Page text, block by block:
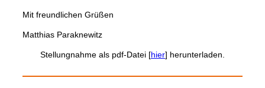
Mit freundlichen Grüßen
Matthias Paraknewitz
Stellungnahme als pdf-Datei [hier] herunterladen.